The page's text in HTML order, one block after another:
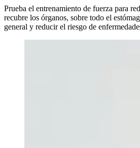
Prueba el entrenamiento de fuerza para
recubre los órganos, sobre todo el
general y reducir el riesgo de